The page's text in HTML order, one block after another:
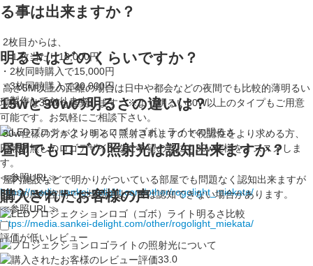
る事は出来ますか？
2枚目からは、
・１枚当たり10,000円
・2枚同時購入で15,000円
・3枚同時購入で20,000円
で製作しております。
明るさはどのくらいですか？
高さ5M以上の距離の場合は日中や都会などの夜間でも比較的薄明るい
場所では30Wを推奨します。※より明るい30W以上のタイプもご用意
可能です。お気軽にご相談下さい。
15wと30wの明るさの違いは？
30w仕様の方がより明るく照射されますので視認性をより求める方、
円照射無しのロゴデザインをご希望の方にも30w仕様をオススメしま
す。
≪参照URL≫
https://media.sankei-delight.com/other/rogolight_miekata/
昼間でもロゴの照射光は認知出来ますか？
屋内施設などで明かりがついている部屋でも問題なく認知出来ますが
日中の屋外空間では場所によっては認知できない場合があります。
≪参照URL≫
https://media.sankei-delight.com/other/rogolight_miekata/
購入されたお客様の声
評価が低いレビュー
3.0